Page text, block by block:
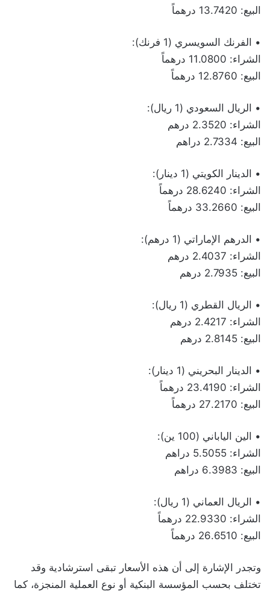
البيع: 13.7420 درهماً
• الفرنك السويسري (1 فرنك):
الشراء: 11.0800 درهماً
البيع: 12.8760 درهماً
• الريال السعودي (1 ريال):
الشراء: 2.3520 درهم
البيع: 2.7334 دراهم
• الدينار الكويتي (1 دينار):
الشراء: 28.6240 درهماً
البيع: 33.2660 درهماً
• الدرهم الإماراتي (1 درهم):
الشراء: 2.4037 درهم
البيع: 2.7935 درهم
• الريال القطري (1 ريال):
الشراء: 2.4217 درهم
البيع: 2.8145 درهم
• الدينار البحريني (1 دينار):
الشراء: 23.4190 درهماً
البيع: 27.2170 درهماً
• الين الياباني (100 ين):
الشراء: 5.5055 دراهم
البيع: 6.3983 دراهم
• الريال العماني (1 ريال):
الشراء: 22.9330 درهماً
البيع: 26.6510 درهماً
وتجدر الإشارة إلى أن هذه الأسعار تبقى استرشادية وقد
تختلف بحسب المؤسسة البنكية أو نوع العملية المنجزة، كما